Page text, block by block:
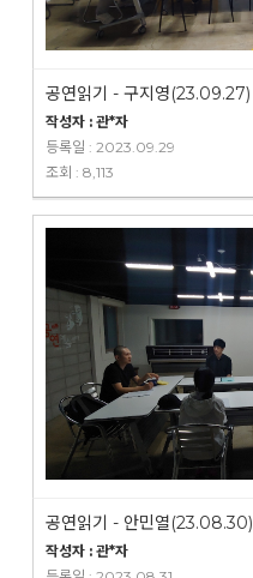
공연읽기 - 구지영(23.09.27)
작성자 : 관*자
등록일 : 2023.09.29
조회 : 8,113
공연읽기 - 안민열(23.08.30)
작성자 : 관*자